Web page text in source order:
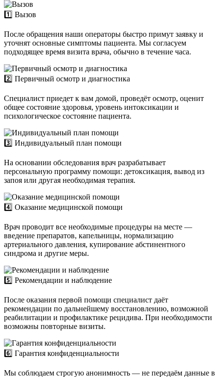
1️⃣ Вызов
После обращения наши операторы быстро примут заявку и
уточнят основные симптомы пациента. Мы согласуем
подходящее время визита врача, обычно в течение часа.
2️⃣ Первичный осмотр и диагностика
Специалист приедет к вам домой, проведёт осмотр, оценит
общее состояние здоровья, уровень интоксикации и
психологическое состояние пациента.
3️⃣ Индивидуальный план помощи
На основании обследования врач разрабатывает
персональную программу помощи: детоксикация, вывод из
запоя или другая необходимая терапия.
4️⃣ Оказание медицинской помощи
Врач проводит все необходимые процедуры на месте —
введение препаратов, капельницы, нормализацию
артериального давления, купирование абстинентного
синдрома и другие меры.
5️⃣ Рекомендации и наблюдение
После оказания первой помощи специалист даёт
рекомендации по дальнейшему восстановлению, возможной
реабилитации и профилактике рецидива. При необходимости
возможны повторные визиты.
6️⃣ Гарантия конфиденциальности
Мы соблюдаем строгую анонимность — не передаём данные в